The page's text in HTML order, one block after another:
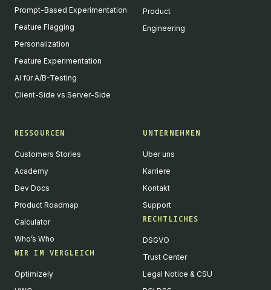
Prompt-Based Experimentation
Feature Flagging
Personalization
Feature Experimentation
AI für A/B-Testing
Client-Side vs Server-Side
Product
Engineering
RESSOURCEN
Customers Stories
Academy
Dev Docs
Product Roadmap
Calculator
Who’s Who
WIR IM VERGLEICH
Optimizely
UNTERNEHMEN
Über uns
Karriere
Kontakt
Support
RECHTLICHES
DSGVO
Trust Center
Legal Notice & CSU